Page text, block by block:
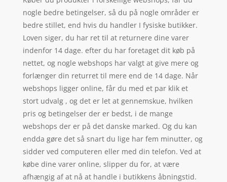
nogle bedre betingelser, så du på nogle områder er
bedre stillet, end hvis du handler I fysiske butikker.
Loven siger, du har ret til at returnere dine varer
indenfor 14 dage. efter du har foretaget dit køb på
nettet, og nogle webshops har valgt at give mere og
forlænger din returret til mere end de 14 dage. Når
webshops ligger online, får du med et par klik et
stort udvalg , og det er let at gennemskue, hvilken
pris og betingelser der er bedst, i de mange
webshops der er på det danske marked. Og du kan
endda gøre det så snart du lige har fem minutter, og
sidder ved computeren eller med din telefon. Ved at
købe dine varer online, slipper du for, at være
afhængig af at nå at handle i butikkens åbningstid.